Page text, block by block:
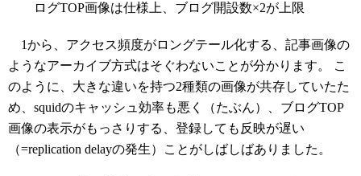
ログTOP画像は仕様上、ブログ開設数×2が上限
1から、アクセス頻度がロングテール化する、記事画像の
ようなアーカイブ方式はそぐわないことが分かります。 こ
のように、大きな違いを持つ2種類の画像が共存していたた
め、squidのキャッシュ効率も悪く（たぶん）、ブログTOP
画像の表示がもっさりする、登録しても反映が遅い
（=replication delayの発生）ことがしばしばありました。